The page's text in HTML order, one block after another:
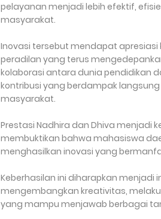
pelayanan menjadi lebih efektif,
masyarakat.
Inovasi tersebut mendapat
peradilan yang terus
kolaborasi antara dunia pendidikan
kontribusi yang berdampak
masyarakat.
Prestasi Nadhira dan Dhiva menjadi
membuktikan bahwa mahasiswa
menghasilkan inovasi yang
Keberhasilan ini diharapkan menjadi
mengembangkan kreativitas,
yang mampu menjawab berbagai